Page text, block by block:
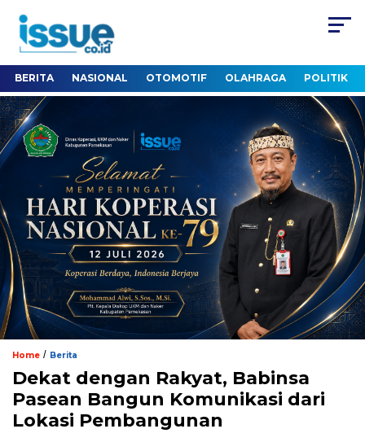
BERITA NASIONAL OTOMOTIF OLAHRAGA POLITIK
Home / Berita
Dekat dengan Rakyat, Babinsa
Pasean Bangun Komunikasi dari
Lokasi Pembangunan